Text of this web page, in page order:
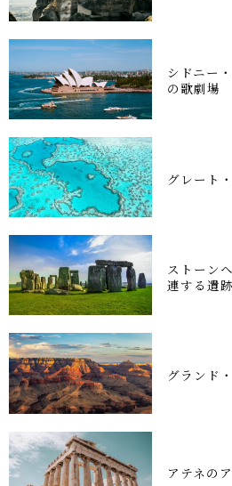
シドニー
の歌劇場
グレート
ストーン
連する遺
グランド
アテネの